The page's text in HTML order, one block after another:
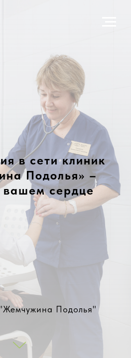
в сети клиник
Подолья» –
вашем сердце
Подолья"